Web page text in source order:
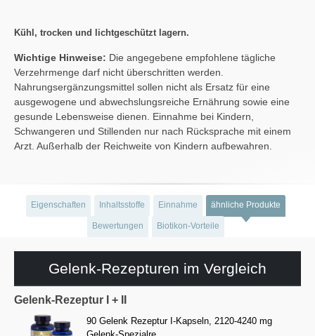
Kühl, trocken und lichtgeschützt lagern.
Wichtige Hinweise: Die angegebene empfohlene tägliche
Verzehrmenge darf nicht überschritten werden.
Nahrungsergänzungsmittel sollen nicht als Ersatz für eine
ausgewogene und abwechslungsreiche Ernährung sowie eine
gesunde Lebensweise dienen. Einnahme bei Kindern,
Schwangeren und Stillenden nur nach Rücksprache mit einem
Arzt. Außerhalb der Reichweite von Kindern aufbewahren.
Eigenschaften Inhaltsstoffe Einnahme ähnliche Produkte
Bewertungen Biotikon-Vorteile
Gelenk-Rezepturen im Vergleich
Gelenk-Rezeptur I + II
90 Gelenk Rezeptur I-Kapseln, 2120-4240 mg